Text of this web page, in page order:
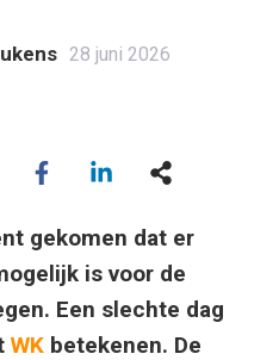
28 juni 2026
gekomen dat er
is voor de
Een slechte dag
WK betekenen. De